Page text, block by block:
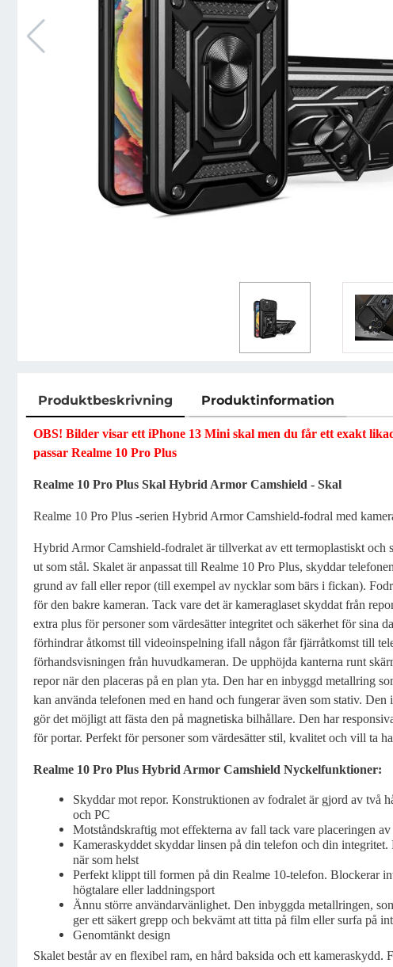
Produktbeskrivning Produktinformation
Produktbeskrivning
OBS! Bilder visar ett iPhone 13 Mini skal men du får ett exakt
passar Realme 10 Pro Plus
Realme 10 Pro Plus Skal Hybrid Armor Camshield - Skal
Realme 10 Pro Plus -serien Hybrid Armor Camshield-fodral med
Hybrid Armor Camshield-fodralet är tillverkat av ett termoplastiskt och
ut som stål. Skalet är anpassat till Realme 10 Pro Plus, skyddar
grund av fall eller repor (till exempel av nycklar som bärs i fickan).
för den bakre kameran. Tack vare det är kameraglaset skyddat från
extra plus för personer som värdesätter integritet och säkerhet för sina
förhindrar åtkomst till videoinspelning ifall någon får fjärråtkomst till
förhandsvisningen från huvudkameran. De upphöjda kanterna runt
repor när den placeras på en plan yta. Den har en inbyggd metallring
kan använda telefonen med en hand och fungerar även som stativ. Den
gör det möjligt att fästa den på magnetiska bilhållare. Den har
för portar. Perfekt för personer som värdesätter stil, kvalitet och vill ta
Realme 10 Pro Plus Hybrid Armor Camshield Nyckelfunktioner:
Skyddar mot repor. Konstruktionen av fodralet är gjord av två
och PC
Motståndskraftig mot effekterna av fall tack vare placeringen
Kameraskyddet skyddar linsen på din telefon och din integritet.
när som helst
Perfekt klippt till formen på din Realme 10-telefon. Blockerar
högtalare eller laddningsport
Ännu större användarvänlighet. Den inbyggda metallringen,
ger ett säkert grepp och bekvämt att titta på film eller surfa på
Genomtänkt design
Skalet består av en flexibel ram, en hård baksida och ett kameraskydd.